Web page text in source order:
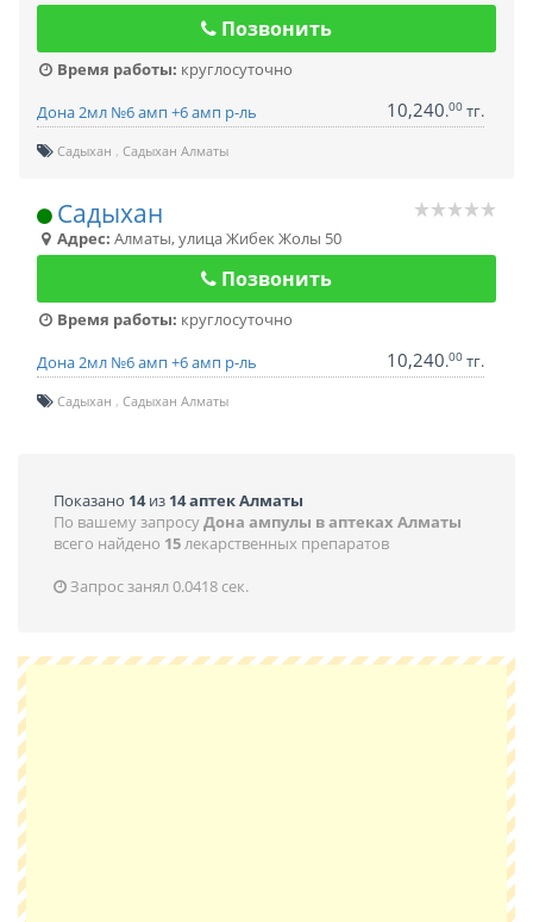
Позвонить
Время работы: круглосуточно
Дона 2мл №6 амп +6 амп р-ль
10,240.00 тг.
Садыхан Садыхан Алматы
Садыхан
Адрес: Алматы,улица Жибек Жолы 50
Позвонить
Время работы: круглосуточно
Дона 2мл №6 амп +6 амп р-ль
10,240.00 тг.
Садыхан Садыхан Алматы
Показано 14из 14 аптек Алматы
По вашему запросуДона ампулы в аптеках Алматы
всего найдено 15лекарственных препаратов
Запрос занял 0.0418 сек.